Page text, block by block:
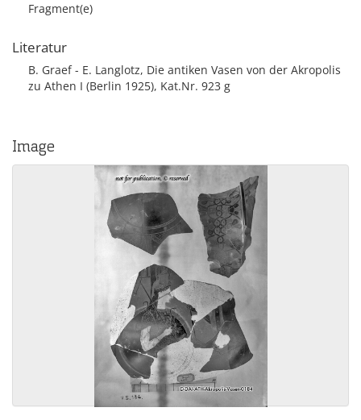
Fragment(e)
Literatur
B. Graef - E. Langlotz, Die antiken Vasen von der Akropolis
zu Athen I (Berlin 1925), Kat.Nr. 923 g
Image